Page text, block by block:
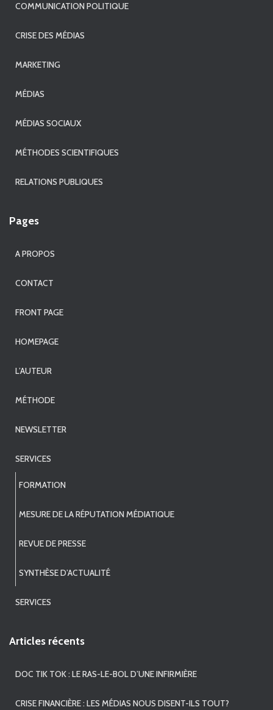
COMMUNICATION POLITIQUE
CRISE DES MÉDIAS
MARKETING
MÉDIAS
MÉDIAS SOCIAUX
MÉTHODES SCIENTIFIQUES
RELATIONS PUBLIQUES
Pages
A PROPOS
CONTACT
FRONT PAGE
HOMEPAGE
L’AUTEUR
MÉTHODE
NEWSLETTER
SERVICES
FORMATION
MESURE DE LA RÉPUTATION MÉDIATIQUE
REVUE DE PRESSE
SYNTHÈSE D’ACTUALITÉ
SERVICES
Articles récents
DOC TIK TOK : LE RAS-LE-BOL D’UNE INFIRMIÈRE
CRISE FINANCIÈRE : LES MÉDIAS NOUS DISENT-ILS TOUT?